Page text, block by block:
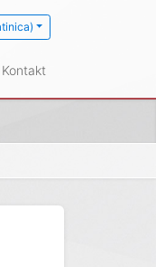
Kontakt